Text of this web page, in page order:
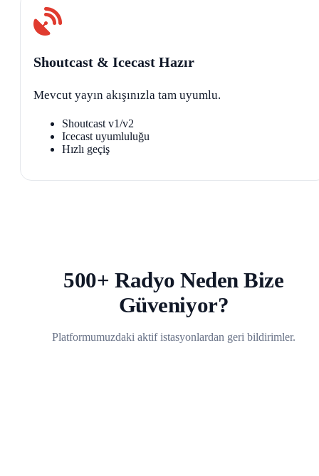
Shoutcast & Icecast Hazır
Mevcut yayın akışınızla tam uyumlu.
Shoutcast v1/v2
Icecast uyumluluğu
Hızlı geçiş
500+ Radyo Neden Bize
Güveniyor?
Platformumuzdaki aktif istasyonlardan geri bildirimler.